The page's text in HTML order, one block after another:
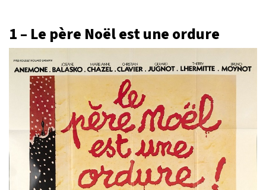
1 – Le père Noël est une ordure